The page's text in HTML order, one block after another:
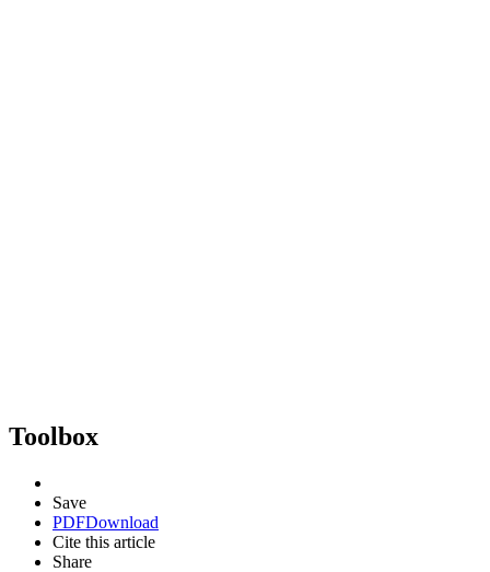
Toolbox
Save
PDFDownload
Cite this article
Share